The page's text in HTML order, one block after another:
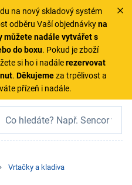
na nový skladový systém
odběru Vaší objednávkyna
můžete nadále vytvářet s
do boxu. Pokud je zboží
si ho i nadálerezervovat
. Děkujemeza trpělivost a
přízeň i nadále.
Vrtačky a kladiva